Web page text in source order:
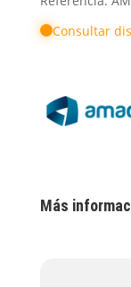
Consultar
Más